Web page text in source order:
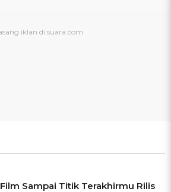
Film Sampai Titik Terakhirmu Rilis